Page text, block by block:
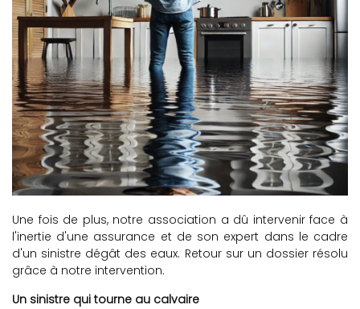
Une fois de plus, notre association a dû intervenir face à
l'inertie d'une assurance et de son expert dans le cadre
d'un sinistre dégât des eaux. Retour sur un dossier résolu
grâce à notre intervention.
Un sinistre qui tourne au calvaire